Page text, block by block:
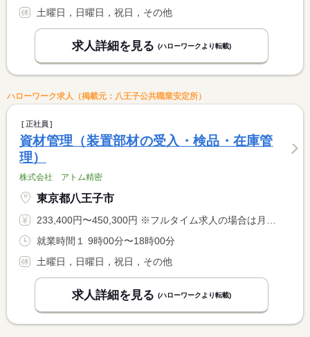
土曜日，日曜日，祝日，その他
求人詳細を見る (ハローワークより転載)
ハローワーク求人（掲載元：八王子公共職業安定所）
正社員
資材管理（装置部材の受入・検品・在庫管
理）
株式会社 アトム精密
東京都八王子市
233,400円〜450,300円 ※フルタイム求人の場合は月額（換算額）、パート求人の場合は時間額を表示しています。
就業時間１ 9時00分〜18時00分
土曜日，日曜日，祝日，その他
求人詳細を見る (ハローワークより転載)